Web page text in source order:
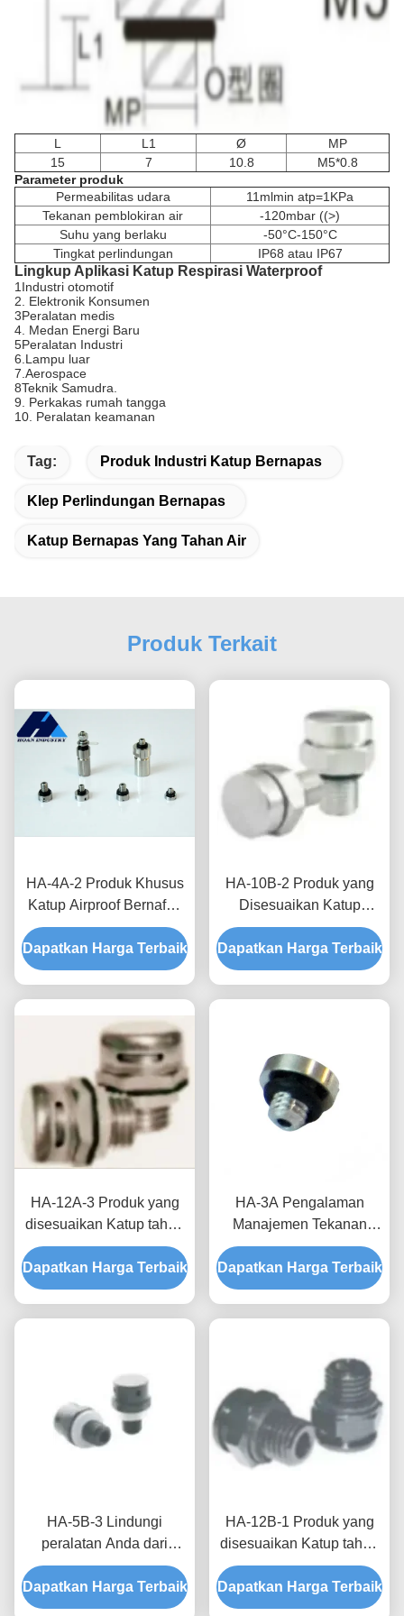
L L1 Ø
MP
15
7 10.8
M5*0.8
Parameter produk
Permeabilitas udara
11mlmin atp=1KPa
Tekanan pemblokiran air
-120mbar ((>)
Suhu yang berlaku
-50°C-150°C
Tingkat perlindungan
IP68 atau IP67
Lingkup Aplikasi Katup Respirasi Waterproof
1Industri otomotif
2. Elektronik Konsumen
3Peralatan medis
4. Medan Energi Baru
5Peralatan Industri
6.Lampu luar
7.Aerospace
8Teknik Samudra.
9. Perkakas rumah tangga
10. Peralatan keamanan
Tag: Produk Industri Katup Bernapas
Klep Perlindungan Bernapas
Katup Bernapas Yang Tahan Air
Produk Terkait
HA-4A-2 Produk Khusus
Katup Airproof Bernafas
untuk Kotak Distribusi
Waterproofing dan
Proteksi Kelembaban
Dapatkan Harga Terbaik
HA-10B-2 Produk yang
Disesuaikan Katup
Airproof Bernafas untuk
Peningkatan Keandalan
dan Umur Layanan di
Dapatkan Harga Terbaik
HA-12A-3 Produk yang
disesuaikan Katup tahan
air dan bernafas
Kombinasi teknologi dan
fungsi yang sempurna
Dapatkan Harga Terbaik
HA-3A Pengalaman
Manajemen Tekanan
Udara yang Tak
Terbandingkan Dengan
Produk Khusus Katup
Dapatkan Harga Terbaik
HA-5B-3 Lindungi
peralatan Anda dari
perbedaan tekanan dan
lingkungan lembab
dengan katup tahan air
Dapatkan Harga Terbaik
HA-12B-1 Produk yang
disesuaikan Katup tahan
air bernapas untuk turbin
angin dengan
permeabilitas udara yang
Dapatkan Harga Terbaik